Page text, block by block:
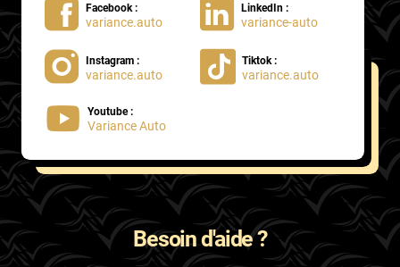
Facebook :
variance.auto
LinkedIn :
variance-auto
Instagram :
variance.auto
Tiktok :
variance.auto
Youtube :
Variance Auto
Besoin d'aide ?